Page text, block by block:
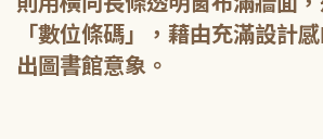
「數位條碼」，藉由充滿設計
出圖書館意象。